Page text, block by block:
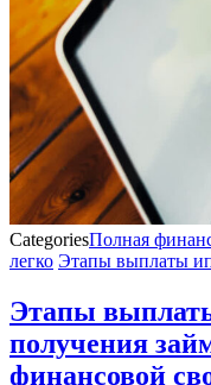
CategoriesПолная
легко Этапы выплаты
Этапы
получения
финансовой